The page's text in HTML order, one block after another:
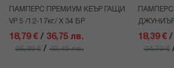
ПАМПЕРС ПРЕМИУМ КЕЪР ГАЩИ
VP 5 /12-17кг./ Х 34 БР
18,79 € / 36,75 лв.
25,30 € / 49,48 лв.
ДЖУНИЪР
18,39 € /
24,79 €